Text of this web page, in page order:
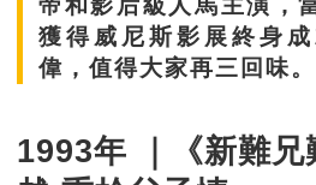
帝和影后級人馬主演，
獲得威尼斯影展終身
偉，值得大家再三回味。
1993年 ｜《新難